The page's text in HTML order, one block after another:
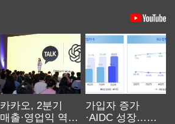
카카오, 2분기
매출·영업익 역대
가입자 증가
·AIDC 성장…